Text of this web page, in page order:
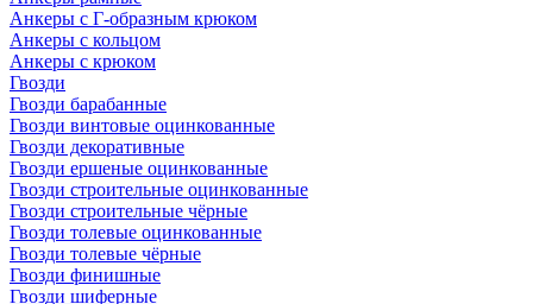
Анкеры с Г-образным крюком
Анкеры с кольцом
Анкеры с крюком
Гвозди
Гвозди барабанные
Гвозди винтовые оцинкованные
Гвозди декоративные
Гвозди ершеные оцинкованные
Гвозди строительные оцинкованные
Гвозди строительные чёрные
Гвозди толевые оцинкованные
Гвозди толевые чёрные
Гвозди финишные
Гвозди шиферные